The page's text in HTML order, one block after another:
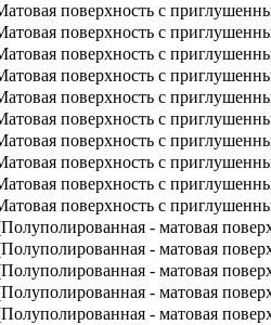
поверхность с
поверхность с
поверхность с
поверхность с
поверхность с
поверхность с
поверхность с
поверхность с
поверхность с
поверхность с
- матовая
- матовая
- матовая
- матовая
- матовая